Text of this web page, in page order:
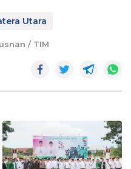
Utara
/ TIM